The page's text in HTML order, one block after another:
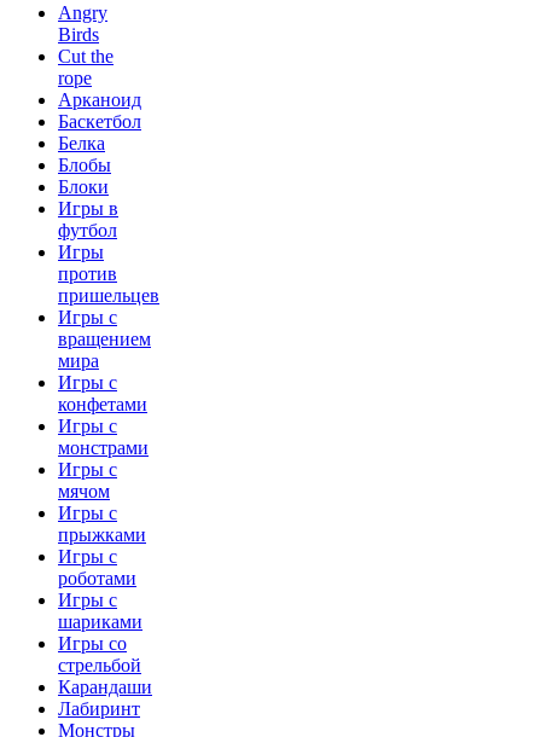
Angry
Birds
Cut the
rope
Арканоид
Баскетбол
Белка
Блобы
Блоки
Игры в
футбол
Игры
против
пришельцев
Игры с
вращением
мира
Игры с
конфетами
Игры с
монстрами
Игры с
мячом
Игры с
прыжками
Игры с
роботами
Игры с
шариками
Игры со
стрельбой
Карандаши
Лабиринт
Монстры